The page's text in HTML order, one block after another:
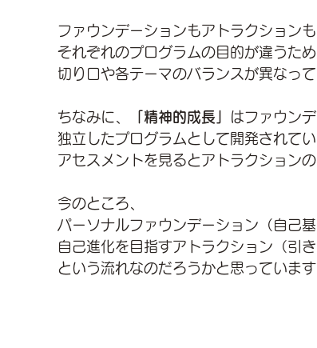
ファウンデーションもアトラクション
それぞれのプログラムの目的が違うため
切り口や各テーマのバランスが異なっ
ちなみに、 「精神的成長」
はファウン
独立したプログラムとして開発されてい
アセスメントを見るとアトラクション
今のところ、
パーソナルファウンデーション（自己
自己進化を目指すアトラクション（引
という流れなのだろうかと思っています